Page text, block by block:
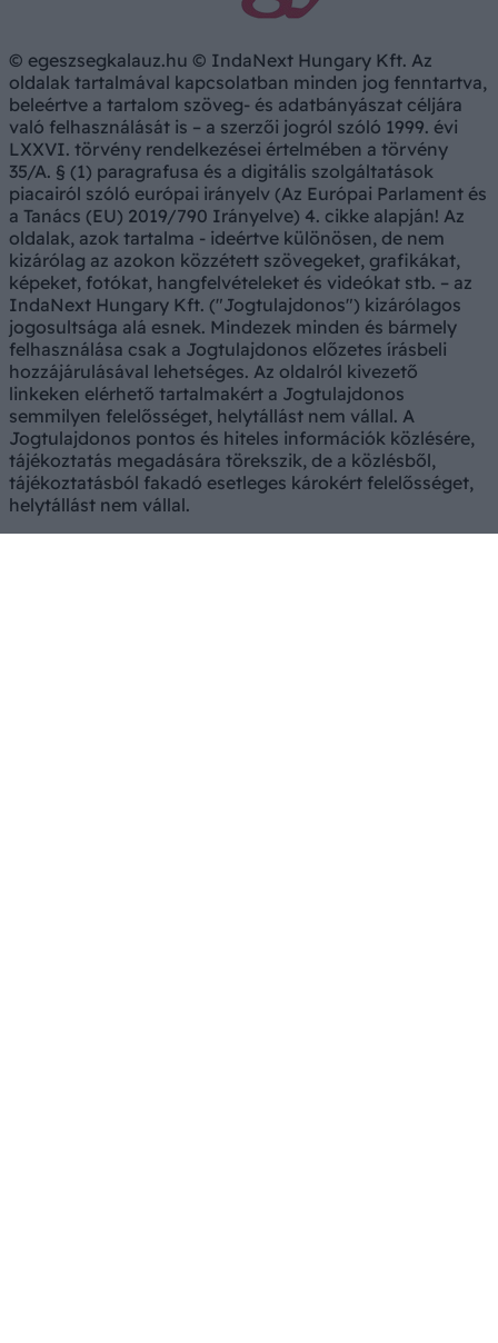
© egeszsegkalauz.hu © IndaNext Hungary Kft. Az
oldalak tartalmával kapcsolatban minden jog fenntartva,
beleértve a tartalom szöveg- és adatbányászat céljára
való felhasználását is – a szerzői jogról szóló 1999. évi
LXXVI. törvény rendelkezései értelmében a törvény
35/A. § (1) paragrafusa és a digitális szolgáltatások
piacairól szóló európai irányelv (Az Európai Parlament és
a Tanács (EU) 2019/790 Irányelve) 4. cikke alapján! Az
oldalak, azok tartalma - ideértve különösen, de nem
kizárólag az azokon közzétett szövegeket, grafikákat,
képeket, fotókat, hangfelvételeket és videókat stb. – az
IndaNext Hungary Kft. ("Jogtulajdonos") kizárólagos
jogosultsága alá esnek. Mindezek minden és bármely
felhasználása csak a Jogtulajdonos előzetes írásbeli
hozzájárulásával lehetséges. Az oldalról kivezető
linkeken elérhető tartalmakért a Jogtulajdonos
semmilyen felelősséget, helytállást nem vállal. A
Jogtulajdonos pontos és hiteles információk közlésére,
tájékoztatás megadására törekszik, de a közlésből,
tájékoztatásból fakadó esetleges károkért felelősséget,
helytállást nem vállal.